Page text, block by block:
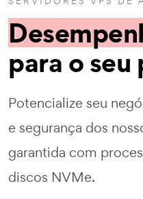
para o
Potencialize seu
e segurança dos
garantida com
discos NVMe.